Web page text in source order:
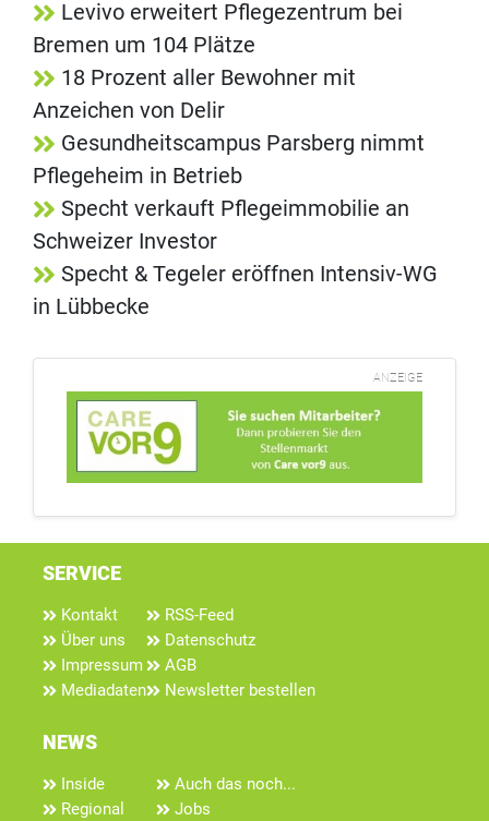
Levivo erweitert Pflegezentrum bei
Bremen um 104 Plätze
18 Prozent aller Bewohner mit
Anzeichen von Delir
Gesundheitscampus Parsberg nimmt
Pflegeheim in Betrieb
Specht verkauft Pflegeimmobilie an
Schweizer Investor
Specht & Tegeler eröffnen Intensiv-WG
in Lübbecke
ANZEIGE
SERVICE
Kontakt
Über uns
Impressum
Mediadaten
RSS-Feed
Datenschutz
AGB
Newsletter bestellen
NEWS
Inside
Regional
Auch das noch...
Jobs